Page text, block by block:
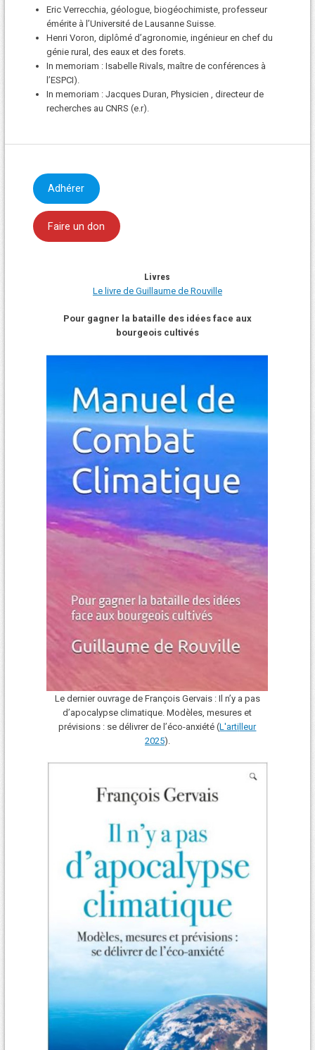
Eric Verrecchia, géologue, biogéochimiste, professeur
émérite à l’Université de Lausanne Suisse.
Henri Voron, diplômé d’agronomie, ingénieur en chef du
génie rural, des eaux et des forets.
In memoriam : Isabelle Rivals, maître de conférences à
l’ESPCI).
In memoriam : Jacques Duran, Physicien , directeur de
recherches au CNRS (e.r).
Adhérer
Faire un don
Livres
Le livre de Guillaume de Rouville
Pour gagner la bataille des idées face aux
bourgeois cultivés
Le dernier ouvrage de François Gervais : Il n’y a pas
d’apocalypse climatique. Modèles, mesures et
prévisions : se délivrer de l’éco-anxiété (L'artilleur
2025).